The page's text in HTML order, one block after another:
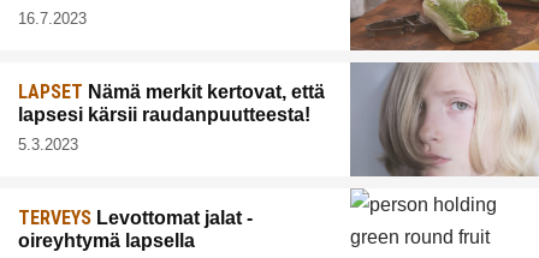
16.7.2023
LAPSET Nämä merkit kertovat, että
lapsesi kärsii raudanpuutteesta!
5.3.2023
TERVEYS Levottomat jalat -
oireyhtymä lapsella